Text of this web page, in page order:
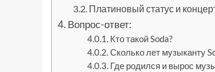
Платиновый статус и
Вопрос-ответ:
Кто такой Soda?
Сколько лет музыканту
Где родился и вырос